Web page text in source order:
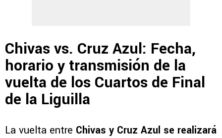
Chivas vs. Cruz Azul: Fecha,
horario y transmisión de la
vuelta de los Cuartos de Final
de la Liguilla
La vuelta entre Chivas y Cruz Azul se realizará